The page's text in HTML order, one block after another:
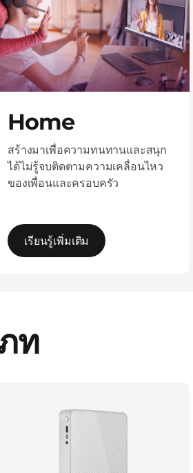
Home
สร้างมาเพื่อความทนทานและสนุก
ได้ไม่รู้จบติดตามความเคลื่อนไหว
ของเพื่อนและครอบครัว
เรียนรู้เพิ่มเติม
ท